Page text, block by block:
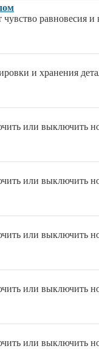
чувство равновесия
и хранения
или выключить
или выключить
или выключить
или выключить
или выключить